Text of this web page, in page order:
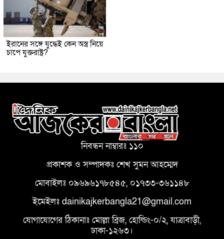
ইরানের সঙ্গে যুদ্ধেই কেন অস্ত্র নিয়ে
চাপে যুক্তরাষ্ট্র?
নিবন্ধন নাম্বারঃ ১১০
প্রকাশক ও সম্পাদকঃ শেখ সুমন আহম্মেদ
মোবাইলঃ ০৯৬৯৬১৭৮৫৪৫, ০১৭৩৩-৩৬১১৪৮
ইমেইলঃ dainikajkerbangla21@gmail.com
যোগাযোগের ঠিকানাঃ মোল্লা ব্রিজ, হোল্ডিং-০/২, যাত্রাবাড়ী,
ঢাকা-১২৬৩।